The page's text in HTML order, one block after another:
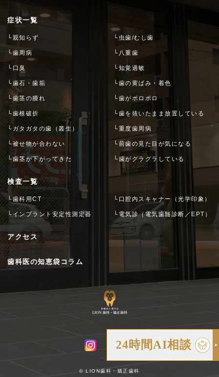
症状一覧
└親知らず └虫歯/むし歯
└歯周病 └八重歯
└口臭 └知覚過敏
└歯石・歯垢 └歯の黄ばみ・着色
└歯茎の腫れ └歯がボロボロ
└歯根破折 └歯を抜いたまま放置している
└ガタガタの歯（叢生） └重度歯周病
└被せ物が合わない └前歯の見た目が気になる
└歯茎が下がってきた └歯がグラグラしている
検査一覧
└歯科用CT └口腔内スキャナー（光学印象）
└インプラント安定性測定器 └電気診（電気歯髄診断／EPT）
アクセス
歯科医の知恵袋コラム
© LION歯科・矯正歯科
24時間AI相談